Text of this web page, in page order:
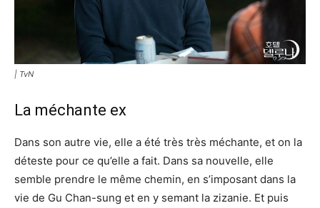
| TvN
La méchante ex
Dans son autre vie, elle a été très très méchante, et on la
déteste pour ce qu’elle a fait. Dans sa nouvelle, elle
semble prendre le même chemin, en s’imposant dans la
vie de Gu Chan-sung et en y semant la zizanie. Et puis